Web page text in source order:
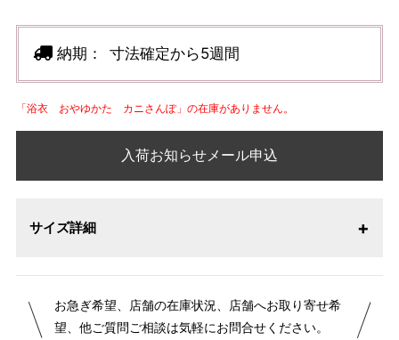
納期： 寸法確定から5週間
「浴衣 おやゆかた カニさんぽ」の在庫がありません。
入荷お知らせメール申込
サイズ詳細
が変更になりました。パターンオーダーは、お客様のお声か
らよりお召しになりやすい寸法に変更いたしました。変更点
お急ぎ希望、店舗の在庫状況、店舗へお取り寄せ希
望、他ご質問ご相談は気軽にお問合せください。